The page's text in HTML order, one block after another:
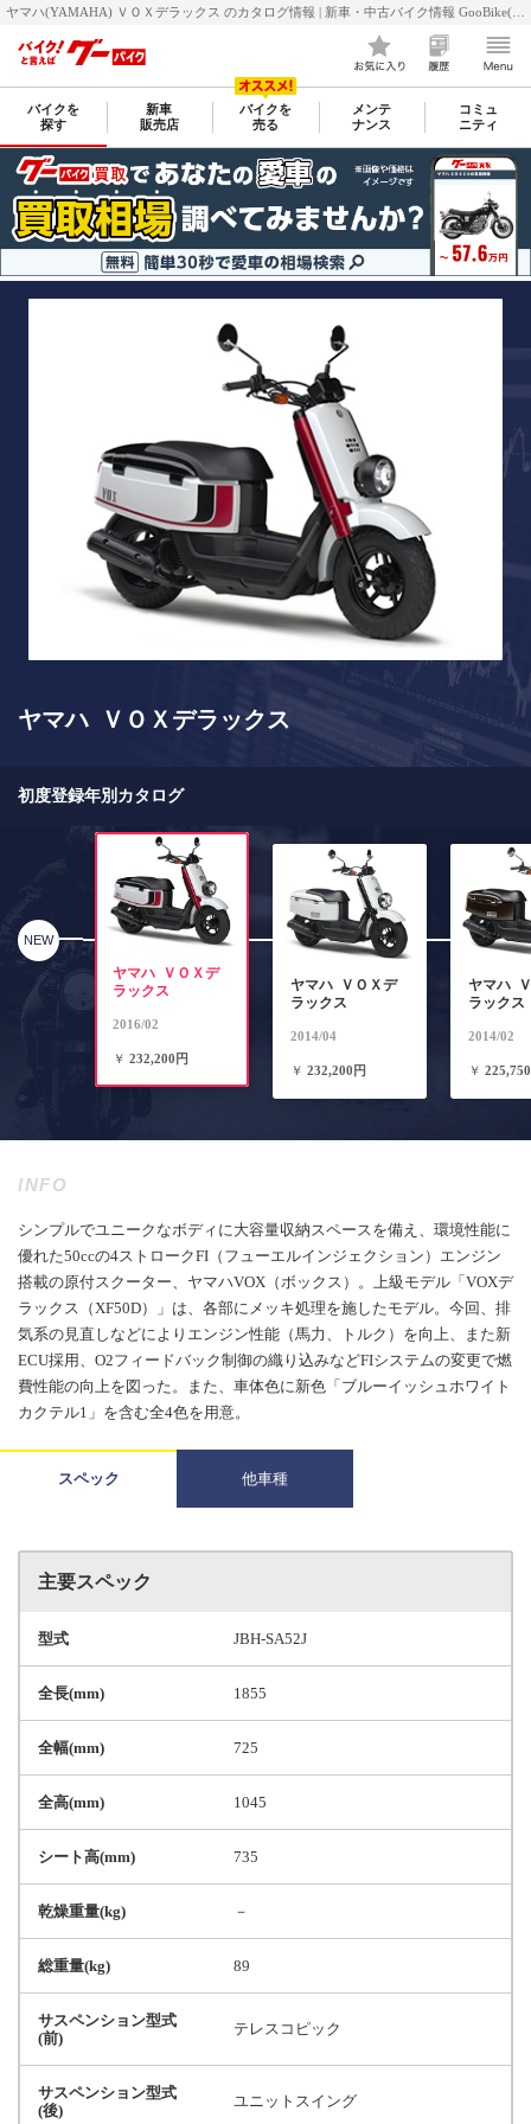
バイクを
探す
新車
販売店
バイクを
売る
メンテ
ナンス
コミュ
ニティ
ヤマハ ＶＯＸデラックス
初度登録年別カタログ
NEW
ヤマハ ＶＯＸデ
ラックス
2016/02
￥ 232,200円
ヤマハ ＶＯＸデ
ラックス
2014/04
￥ 232,200円
ヤマハ
ラックス
2014/02
￥
INFO
シンプルでユニークなボディに大容量収納スペースを備え、環境性能に
優れた50ccの4ストロークFI（フューエルインジェクション）エンジン
搭載の原付スクーター、ヤマハVOX（ボックス）。上級モデル「VOXデ
ラックス（XF50D）」は、各部にメッキ処理を施したモデル。今回、排
気系の見直しなどによりエンジン性能（馬力、トルク）を向上、また新
ECU採用、O2フィードバック制御の織り込みなどFIシステムの変更で燃
費性能の向上を図った。また、車体色に新色「ブルーイッシュホワイト
カクテル1」を含む全4色を用意。
スペック 他車種
主要スペック
型式 JBH-SA52J
全長(mm) 1855
全幅(mm) 725
全高(mm) 1045
シート高(mm) 735
乾燥重量(kg) －
総重量(kg) 89
サスペンション型式
(前)
テレスコピック
サスペンション型式
(後)
ユニットスイング